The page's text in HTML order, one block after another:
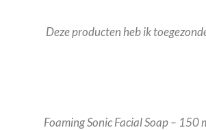
Deze producten heb ik
Foaming Sonic Facial Soap – 150